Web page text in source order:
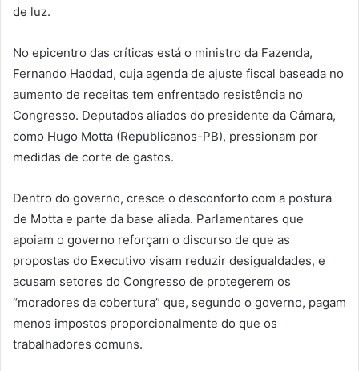
de luz.
No epicentro das críticas está o ministro da Fazenda,
Fernando Haddad, cuja agenda de ajuste fiscal baseada no
aumento de receitas tem enfrentado resistência no
Congresso. Deputados aliados do presidente da Câmara,
como Hugo Motta (Republicanos-PB), pressionam por
medidas de corte de gastos.
Dentro do governo, cresce o desconforto com a postura
de Motta e parte da base aliada. Parlamentares que
apoiam o governo reforçam o discurso de que as
propostas do Executivo visam reduzir desigualdades, e
acusam setores do Congresso de protegerem os
“moradores da cobertura” que, segundo o governo, pagam
menos impostos proporcionalmente do que os
trabalhadores comuns.